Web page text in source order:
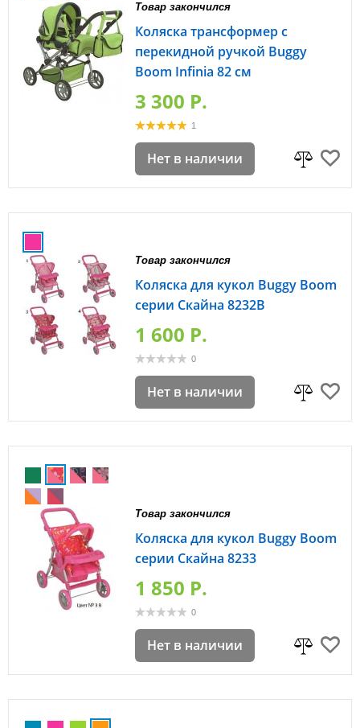
Товар закончился
Коляска трансформер с
перекидной ручкой Buggy
Boom Infinia 82 см
3 300 P.
1
Нет в наличии
Товар закончился
Коляска для кукол Buggy Boom
серии Скайна 8232B
1 600 P.
0
Нет в наличии
Товар закончился
Коляска для кукол Buggy Boom
серии Скайна 8233
1 850 P.
0
Нет в наличии